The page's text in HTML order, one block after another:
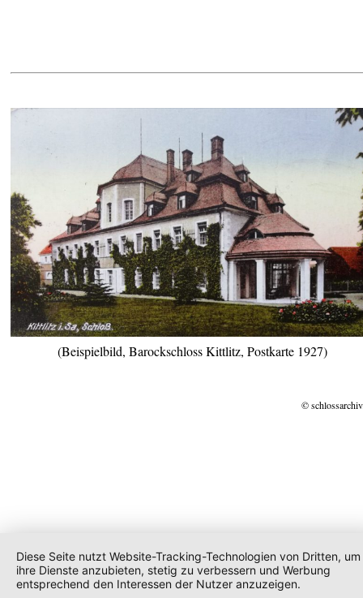
(Beispielbild, Barockschloss Kittlitz, Postkarte 1927)
©
Diese Seite nutzt Website-Tracking-Technologien von Dritten, um
ihre Dienste anzubieten, stetig zu verbessern und Werbung
entsprechend den Interessen der Nutzer anzuzeigen.